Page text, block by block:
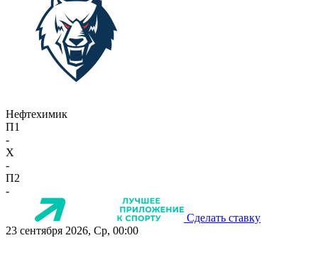
Нефтехимик
П1
-
X
-
П2
-
Сделать ставку
23 сентября 2026, Ср, 00:00